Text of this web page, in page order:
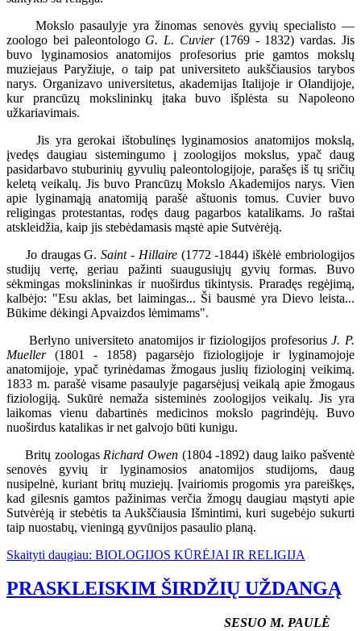
Mokslo pasaulyje yra žinomas senovės gyvių specialisto —
zoologo bei paleontologo G. L. Cuvier(1769 - 1832) vardas. Jis
buvo lyginamosios anatomijos profesorius prie gamtos mokslų
muziejaus Paryžiuje, o taip pat universiteto aukščiausios tarybos
narys. Organizavo universitetus, akademijas Italijoje ir Olandijoje,
kur prancūzų mokslininkų įtaka buvo išplėsta su Napoleono
užkariavimais.
Jis yra gerokai ištobulinęs lyginamosios anatomijos mokslą,
įvedęs daugiau sistemingumo į zoologijos mokslus, ypač daug
pasidarbavo stuburinių gyvulių paleontologijoje, parašęs iš tų sričių
keletą veikalų. Jis buvo Prancūzų Mokslo Akademijos narys. Vien
apie lyginamąją anatomiją parašė aštuonis tomus. Cuvier buvo
religingas protestantas, rodęs daug pagarbos katalikams. Jo raštai
atskleidžia, kaip jis stebėdamasis mąstė apie Sutvėrėją.
Jo draugas G.Saint - Hillaire(1772 -1844) iškėlė embriologijos
studijų vertę, geriau pažinti suaugusiųjų gyvių formas. Buvo
sėkmingas mokslininkas ir nuoširdus tikintysis. Praradęs regėjimą,
kalbėjo: "Esu aklas, bet laimingas... Ši bausmė yra Dievo leista...
Būkime dėkingi Apvaizdos lėmimams".
Berlyno universiteto anatomijos ir fiziologijos profesoriusJ. P.
Mueller(1801 - 1858) pagarsėjo fiziologijoje ir lyginamojoje
anatomijoje, ypač tyrinėdamas žmogaus juslių fiziologinį veikimą.
1833 m. parašė visame pasaulyje pagarsėjusį veikalą apie žmogaus
fiziologiją. Sukūrė nemaža sisteminės zoologijos veikalų. Jis yra
laikomas vienu dabartinės medicinos mokslo pagrindėjų. Buvo
nuoširdus katalikas ir net galvojo būti kunigu.
Britų zoologas Richard Owen(1804 -1892) daug laiko pašventė
senovės gyvių ir lyginamosios anatomijos studijoms, daug
nusipelnė, kuriant britų muziejų. Įvairiomis progomis yra pareiškęs,
kad gilesnis gamtos pažinimas verčia žmogų daugiau mąstyti apie
Sutvėrėją ir stebėtis ta Aukščiausia Išmintimi, kuri sugebėjo sukurti
taip nuostabų, vieningą gyvūnijos pasaulio planą.
Skaityti daugiau: BIOLOGIJOS KŪRĖJAI IR RELIGIJA
PRASKLEISKIM ŠIRDŽIŲ UŽDANGĄ
SESUO M. PAULĖ